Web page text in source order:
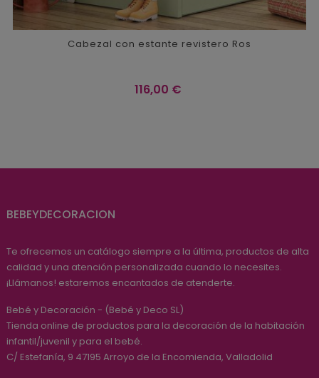
Cabezal con estante revistero Ros
Precio
116,00 €
BEBEYDECORACION
Te ofrecemos un catálogo siempre a la última, productos de alta
calidad y una atención personalizada cuando lo necesites.
¡Llámanos! estaremos encantados de atenderte.
Bebé y Decoración - (Bebé y Deco SL)
Tienda online de productos para la decoración de la habitación
infantil/juvenil y para el bebé.
C/ Estefanía, 9 47195 Arroyo de la Encomienda, Valladolid